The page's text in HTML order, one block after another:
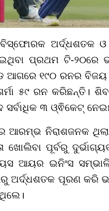
ବିସ୍ଫୋରକ
ପ୍ରଥମ ଟି-୨୦ରେ
ଆଗରେ ୧୯୦ ରନର
୫୯ ରନ କରିଛନ୍ତି।
୩ ଓ୍ଵିକେଟ୍
ଆରମ୍ଭ ନିରାଶଜନକ
ପୂର୍ବରୁ
ଆୟର ଇନିଂସ
ଅର୍ଦ୍ଧଶତକ ପୂରଣ କରି